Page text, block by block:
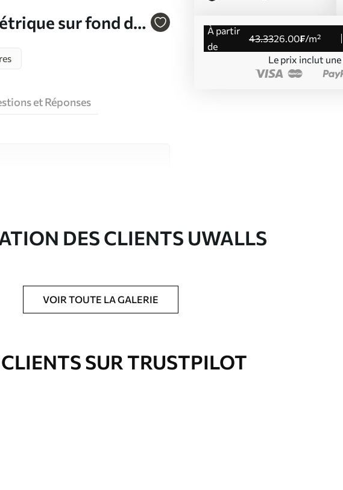
sur fond de
à partir
de
43.3326.00₣/m²
Le prix inclut une
et Réponses
peint disponibles.
DES CLIENTS UWALLS
VOIR TOUTE LA GALERIE
SUR TRUSTPILOT